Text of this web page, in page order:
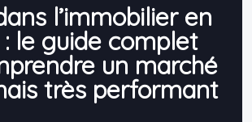
l’immobilier en
le guide complet
un marché
très performant